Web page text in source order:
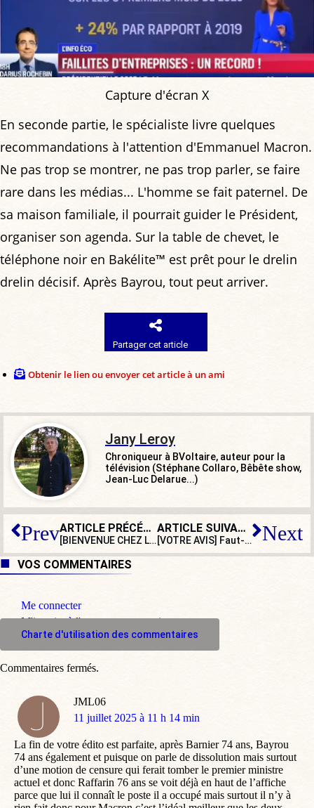
Capture d'écran X
En seconde partie, le spécialiste livre quelques
recommandations à l'attention d'Emmanuel Macron.
Ne pas trop se montrer, ne pas trop parler, se faire
rare dans les médias... L'homme se fait paternel. De
sa maison familiale, il pourrait guider le Président,
organiser son agenda. Sur la table de chevet, le
téléphone noir en Bakélite™ est prêt pour le drelin
drelin décisif. Après Bayrou, tout peut arriver.
Partager cet article
Obtenir le lien ou envoyer cet article à un ami
Jany Leroy
Chroniqueur à BVoltaire, auteur pour la
télévision (Stéphane Collaro, Bêbête show,
Jean-Luc Delarue...)
Prev ARTICLE PRÉCÉDENT
[BIENVENUE CHEZ LES WOKE] La peur
ARTICLE SUIVANT
[VOTRE AVIS] Faut-il augmenter les maires des petites communes ? Next
VOS COMMENTAIRES
Me connecter
M'inscrire à l'espace commentaire
Charte d'utilisation des commentaires
JML06
dit
11 juillet 2025 à 11 h 14 min
La fin de votre édito est parfaite, après Barnier 74 ans, Bayrou
74 ans également et puisque on parle de dissolution mais surtout
d’une motion de censure qui ferait tomber le premier ministre
actuel et donc Raffarin 76 ans se voit déjà en haut de l’affiche
parce que lui il connaît le poste il a occupé mais surtout il n’y à
Commentaires fermés.